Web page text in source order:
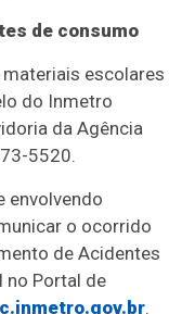
de consumo
escolares
do Inmetro
da Agência
5520.
envolvendo
o ocorrido
de Acidentes
no Portal de
.